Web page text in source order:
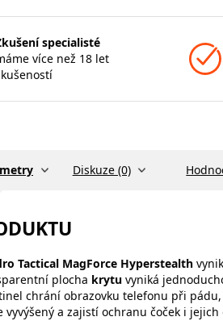
specialisté
více než 18 let
Diskuze (0)
Tactical MagForce Hyperstealth
plocha krytu vyniká
chrání obrazovku telefonu při
vyvýšený a zajistí ochranu čoček i